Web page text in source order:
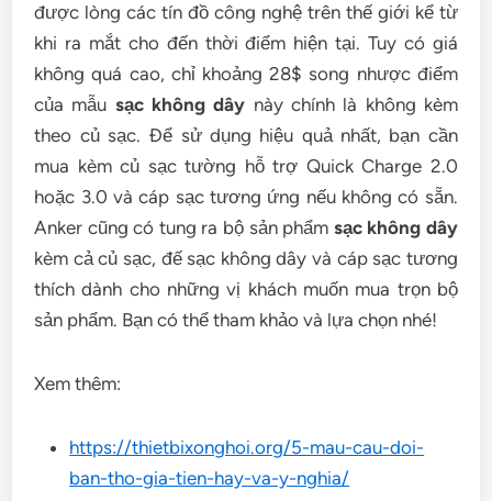
được lòng các tín đồ công nghệ trên thế giới kể từ
khi ra mắt cho đến thời điểm hiện tại. Tuy có giá
không quá cao, chỉ khoảng 28$ song nhược điểm
của mẫu sạc không dây này chính là không kèm
theo củ sạc. Để sử dụng hiệu quả nhất, bạn cần
mua kèm củ sạc tường hỗ trợ Quick Charge 2.0
hoặc 3.0 và cáp sạc tương ứng nếu không có sẵn.
Anker cũng có tung ra bộ sản phẩm sạc không dây
kèm cả củ sạc, đế sạc không dây và cáp sạc tương
thích dành cho những vị khách muốn mua trọn bộ
sản phẩm. Bạn có thể tham khảo và lựa chọn nhé!
Xem thêm:
https://thietbixonghoi.org/5-mau-cau-doi-
ban-tho-gia-tien-hay-va-y-nghia/